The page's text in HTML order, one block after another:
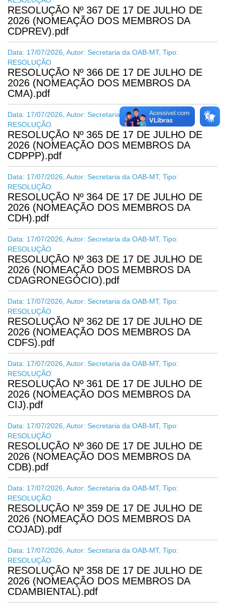
RESOLUÇÃO Nº 367 DE 17 DE JULHO DE
2026 (NOMEAÇÃO DOS MEMBROS DA
CDPREV).pdf
Data: 17/07/2026, Autor: Secretaria da OAB-MT, Tipo:
RESOLUÇÃO
RESOLUÇÃO Nº 366 DE 17 DE JULHO DE
2026 (NOMEAÇÃO DOS MEMBROS DA
CMA).pdf
Data: 17/07/2026, Autor: Secretaria da OAB-MT, Tipo:
RESOLUÇÃO
RESOLUÇÃO Nº 365 DE 17 DE JULHO DE
2026 (NOMEAÇÃO DOS MEMBROS DA
CDPPP).pdf
Data: 17/07/2026, Autor: Secretaria da OAB-MT, Tipo:
RESOLUÇÃO
RESOLUÇÃO Nº 364 DE 17 DE JULHO DE
2026 (NOMEAÇÃO DOS MEMBROS DA
CDH).pdf
Data: 17/07/2026, Autor: Secretaria da OAB-MT, Tipo:
RESOLUÇÃO
RESOLUÇÃO Nº 363 DE 17 DE JULHO DE
2026 (NOMEAÇÃO DOS MEMBROS DA
CDAGRONEGÓCIO).pdf
Data: 17/07/2026, Autor: Secretaria da OAB-MT, Tipo:
RESOLUÇÃO
RESOLUÇÃO Nº 362 DE 17 DE JULHO DE
2026 (NOMEAÇÃO DOS MEMBROS DA
CDFS).pdf
Data: 17/07/2026, Autor: Secretaria da OAB-MT, Tipo:
RESOLUÇÃO
RESOLUÇÃO Nº 361 DE 17 DE JULHO DE
2026 (NOMEAÇÃO DOS MEMBROS DA
CIJ).pdf
Data: 17/07/2026, Autor: Secretaria da OAB-MT, Tipo:
RESOLUÇÃO
RESOLUÇÃO Nº 360 DE 17 DE JULHO DE
2026 (NOMEAÇÃO DOS MEMBROS DA
CDB).pdf
Data: 17/07/2026, Autor: Secretaria da OAB-MT, Tipo:
RESOLUÇÃO
RESOLUÇÃO Nº 359 DE 17 DE JULHO DE
2026 (NOMEAÇÃO DOS MEMBROS DA
COJAD).pdf
Data: 17/07/2026, Autor: Secretaria da OAB-MT, Tipo:
RESOLUÇÃO
RESOLUÇÃO Nº 358 DE 17 DE JULHO DE
2026 (NOMEAÇÃO DOS MEMBROS DA
CDAMBIENTAL).pdf